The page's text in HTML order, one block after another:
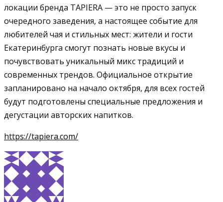
локации бренда TAPIERA — это не просто запуск
очередного заведения, а настоящее событие для
любителей чая и стильных мест: жители и гости
Екатеринбурга смогут познать новые вкусы и
почувствовать уникальный микс традиций и
современных трендов. Официальное открытие
запланировано на начало октября, для всех гостей
будут подготовлены специальные предложения и
дегустации авторских напитков.
https://tapiera.com/